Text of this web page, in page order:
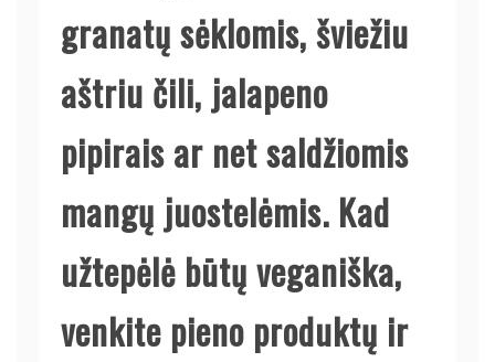
granatų sėklomis, šviežiu
aštriu čili, jalapeno
pipirais ar net saldžiomis
mangų juostelėmis. Kad
užtepėlė būtų veganiška,
venkite pieno produktų ir